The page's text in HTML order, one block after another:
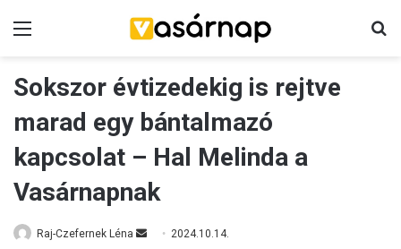
Menü
Sokszor évtizedekig is rejtve
marad egy bántalmazó
kapcsolat – Hal Melinda a
Vasárnapnak
Raj-Czefernek Léna
Send 2024.10.14.